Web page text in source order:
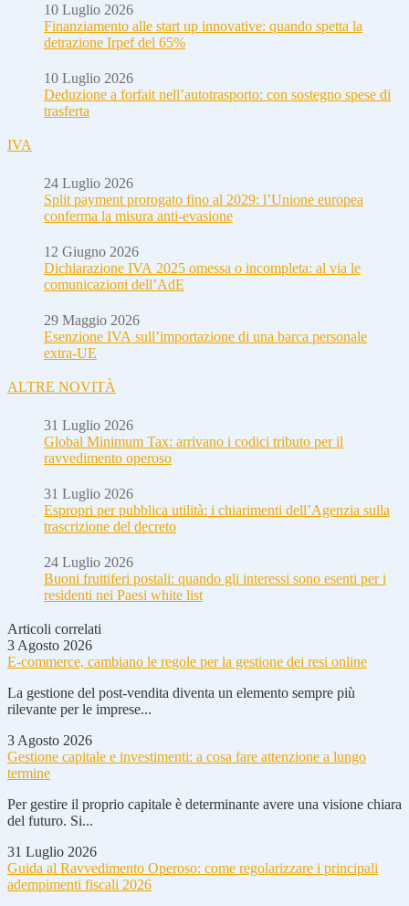
10 Luglio 2026
Finanziamento alle start up innovative: quando spetta la
detrazione Irpef del 65%
10 Luglio 2026
Deduzione a forfait nell’autotrasporto: con sostegno spese di
trasferta
IVA
24 Luglio 2026
Split payment prorogato fino al 2029: l’Unione europea
conferma la misura anti-evasione
12 Giugno 2026
Dichiarazione IVA 2025 omessa o incompleta: al via le
comunicazioni dell’AdE
29 Maggio 2026
Esenzione IVA sull’importazione di una barca personale
extra-UE
ALTRE NOVITÀ
31 Luglio 2026
Global Minimum Tax: arrivano i codici tributo per il
ravvedimento operoso
31 Luglio 2026
Espropri per pubblica utilità: i chiarimenti dell’Agenzia sulla
trascrizione del decreto
24 Luglio 2026
Buoni fruttiferi postali: quando gli interessi sono esenti per i
residenti nei Paesi white list
Articoli correlati
3 Agosto 2026
E-commerce, cambiano le regole per la gestione dei resi online
La gestione del post-vendita diventa un elemento sempre più
rilevante per le imprese...
3 Agosto 2026
Gestione capitale e investimenti: a cosa fare attenzione a lungo
termine
Per gestire il proprio capitale è determinante avere una visione chiara
del futuro. Si...
31 Luglio 2026
Guida al Ravvedimento Operoso: come regolarizzare i principali
adempimenti fiscali 2026